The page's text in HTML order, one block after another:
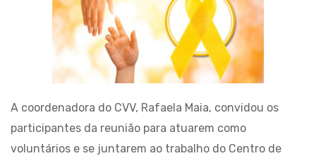
A coordenadora do CVV, Rafaela Maia, convidou os
participantes da reunião para atuarem como
voluntários e se juntarem ao trabalho do Centro de